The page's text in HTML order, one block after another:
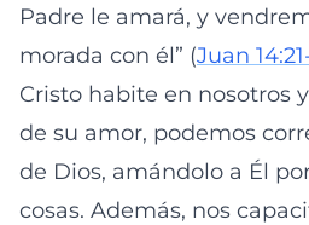
Padre le amará, y
morada con él” (Juan
Cristo habite en nosotros
de su amor, podemos
de Dios, amándolo a Él
cosas. Además, nos